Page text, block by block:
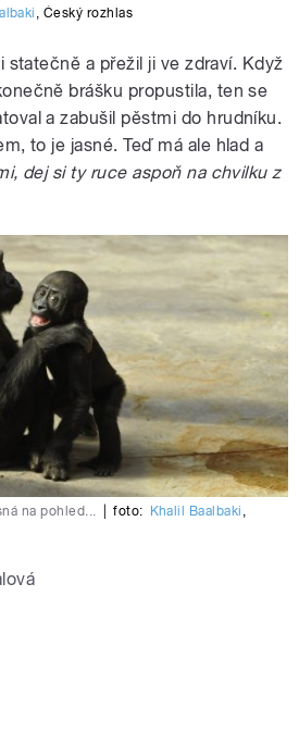
, Český rozhlas
statečně a přežil ji ve zdraví. Když
brášku propustila, ten se
a zabušil pěstmi do hrudníku.
to je jasné. Teď má ale hlad a
dej si ty ruce aspoň na chvilku z
na pohled... foto: Khalil Baalbaki ,